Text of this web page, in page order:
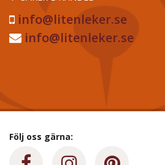
info@litenleker.se
info@litenleker.se
Följ oss gärna: